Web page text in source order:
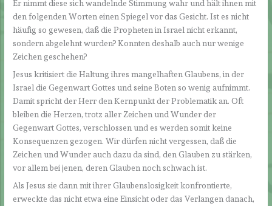
Er nimmt diese sich wandelnde Stimmung wahr und hält ihnen mit
den folgenden Worten einen Spiegel vor das Gesicht. Ist es nicht
häufig so gewesen, daß die Propheten in Israel nicht erkannt,
sondern abgelehnt wurden? Konnten deshalb auch nur wenige
Zeichen geschehen?
Jesus kritisiert die Haltung ihres mangelhaften Glaubens, in der
Israel die Gegenwart Gottes und seine Boten so wenig aufnimmt.
Damit spricht der Herr den Kernpunkt der Problematik an. Oft
bleiben die Herzen, trotz aller Zeichen und Wunder der
Gegenwart Gottes, verschlossen und es werden somit keine
Konsequenzen gezogen. Wir dürfen nicht vergessen, daß die
Zeichen und Wunder auch dazu da sind, den Glauben zu stärken,
vor allem bei jenen, deren Glauben noch schwach ist.
Als Jesus sie dann mit ihrer Glaubenslosigkeit konfrontierte,
erweckte das nicht etwa eine Einsicht oder das Verlangen danach,